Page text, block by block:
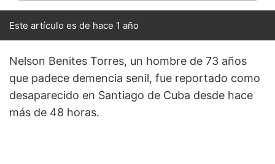
Este artículo es de hace 1 año
Nelson Benites Torres, un hombre de 73 años
que padece demencia senil, fue reportado como
desaparecido en Santiago de Cuba desde hace
más de 48 horas.